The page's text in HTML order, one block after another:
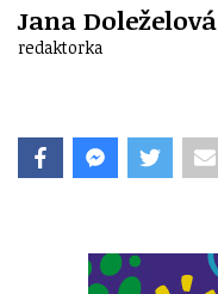
Jana Doleželová
redaktorka